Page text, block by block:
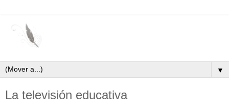
▼
La televisión educativa